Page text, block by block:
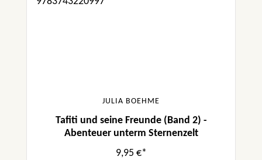
JULIA BOEHME
Tafiti und seine Freunde (Band 2) -
Abenteuer unterm Sternenzelt
9,95 €*